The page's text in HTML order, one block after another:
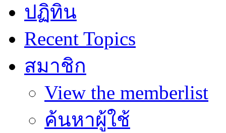
ปฏิทิน
Recent Topics
สมาชิก
View the memberlist
ค้นหาผู้ใช้